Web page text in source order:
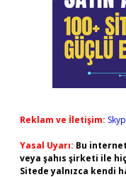
Reklam ve İletişim:
Yasal Uyarı: Bu
veya şahıs şirketi ile
Sitede yalnızca kendi